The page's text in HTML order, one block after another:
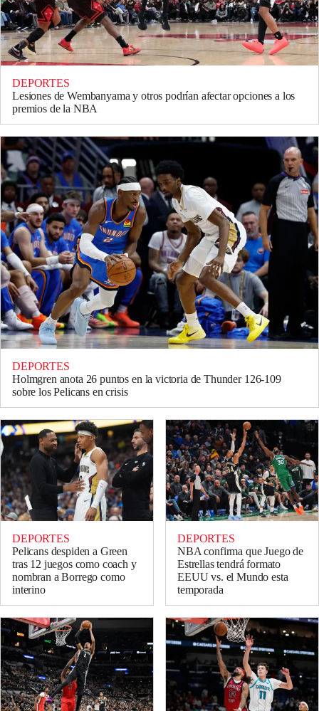
DEPORTES
Lesiones de Wembanyama y otros podrían afectar opciones a los
premios de la NBA
DEPORTES
Holmgren anota 26 puntos en la victoria de Thunder 126-109
sobre los Pelicans en crisis
DEPORTES
Pelicans despiden a Green
tras 12 juegos como coach y
nombran a Borrego como
interino
DEPORTES
NBA confirma que Juego de
Estrellas tendrá formato
EEUU vs. el Mundo esta
temporada